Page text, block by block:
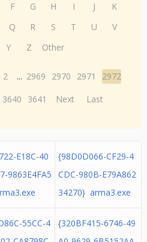
F G H I J
K
Q R S T U
V
Y Z Other
2 ... 2969 2970 2971
2972
3640 3641 Next Last
E18C-40
9863E4FA5
{98D0D066-CF29-4
CDC-980B-E79A862
34270} arma3.exe
55CC-4
{320BF415-6746-49